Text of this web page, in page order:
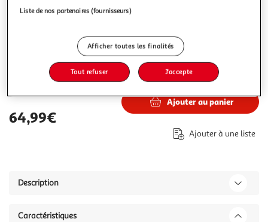
Plus d'options
Vendu par Paris Prix 64,99€
64,99€
Ajouter au panier
Ajouter à une liste
Description
Caractéristiques
Liste de nos partenaires (fournisseurs)
Afficher toutes les finalités
Tout refuser J'accepte